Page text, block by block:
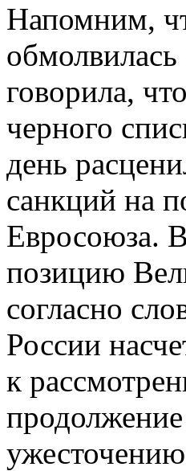
Напомним,
говорила,
черного
день
санкций на
Евросоюза.
позицию
согласно
России
к